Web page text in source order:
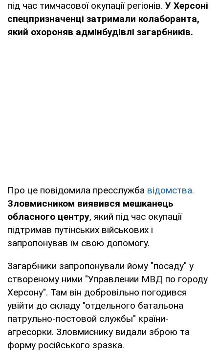
під час тимчасової окупації регіонів. У Херсоні
спецпризначенці затримали колаборанта,
який охороняв адмінбудівлі загарбників.
Про це повідомила пресслужба відомства.
Зловмисником виявився мешканець
обласного центру, який під час окупації
підтримав путінських військових і
запропонував їм свою допомогу.
Загарбники запропонували йому "посаду" у
створеному ними "Управлении МВД по городу
Херсону". Там він добровільно погодився
увійти до складу "отдельного батальона
патрульно-постовой службы" країни-
агресорки. Зловмиснику видали зброю та
форму російського зразка.